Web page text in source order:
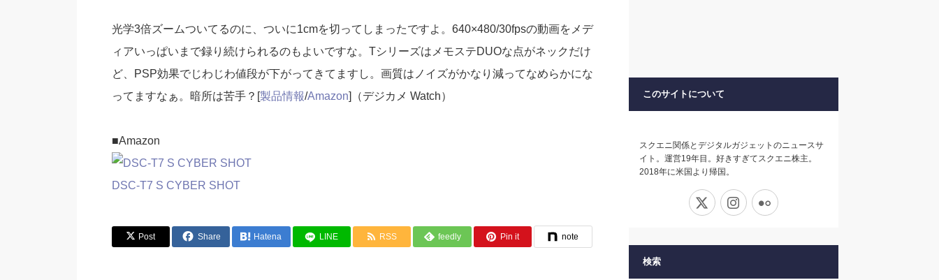
光学3倍ズームついてるのに、ついに1cmを切ってしまったですよ。640×480/30fpsの動画をメデ
ィアいっぱいまで録り続けられるのもよいですな。TシリーズはメモステDUOな点がネックだけ
ど、PSP効果でじわじわ値段が下がってきてますし。画質はノイズがかなり減ってなめらかにな
ってますなぁ。暗所は苦手？[製品情報/Amazon]（デジカメ Watch）
■Amazon
DSC-T7 S CYBER SHOT
Post Share Hatena LINE RSS feedly Pin it note
このサイトについて
スクエニ関係とデジタルガジェットのニュースサ
イト。運営19年目。好きすぎてスクエニ株主。
2018年に米国より帰国。
Instagram
検索